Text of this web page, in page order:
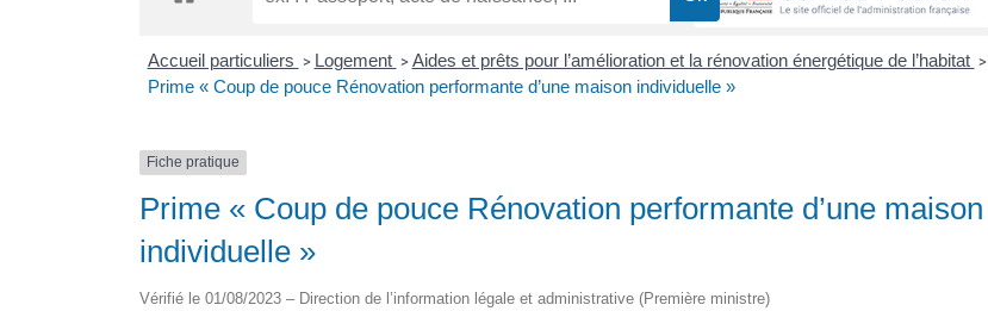
Accueil particuliers > Logement > Aides et prêts pour l’amélioration et la rénovation énergétique de l’habitat >
Prime « Coup de pouce Rénovation performante d’une maison individuelle »
Fiche pratique
Prime « Coup de pouce Rénovation performante d’une maison
individuelle »
Vérifié le 01/08/2023 – Direction de l’information légale et administrative (Première ministre)